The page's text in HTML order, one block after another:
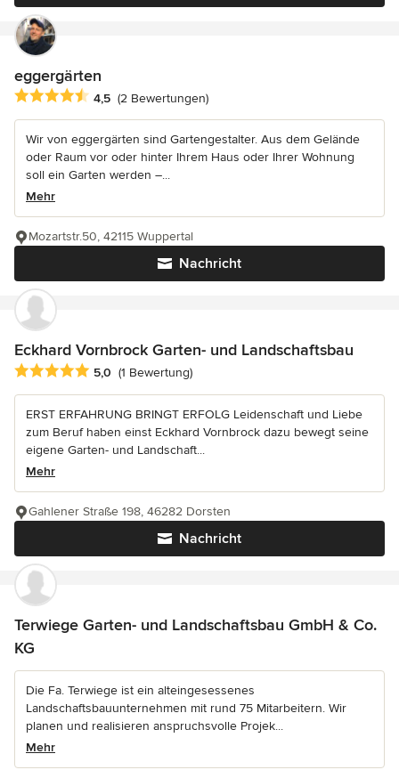
eggergärten
Durchschnittliche Bewertung: 4.5 von 5 Sternen
4,5 (2 Bewertungen)
Wir von eggergärten sind Gartengestalter. Aus dem Gelände
oder Raum vor oder hinter Ihrem Haus oder Ihrer Wohnung
soll ein Garten werden –...
Mehr
Nachricht
Mozartstr.50, 42115 Wuppertal
Eckhard Vornbrock Garten- und Landschaftsbau
Durchschnittliche Bewertung: 5 von 5 Sternen
5,0 (1 Bewertung)
ERST ERFAHRUNG BRINGT ERFOLG Leidenschaft und Liebe
zum Beruf haben einst Eckhard Vornbrock dazu bewegt seine
eigene Garten- und Landschaft...
Mehr
Nachricht
Gahlener Straße 198, 46282 Dorsten
Terwiege Garten- und Landschaftsbau GmbH & Co.
KG
Die Fa. Terwiege ist ein alteingesessenes
Landschaftsbauunternehmen mit rund 75 Mitarbeitern. Wir
planen und realisieren anspruchsvolle Projek...
Mehr